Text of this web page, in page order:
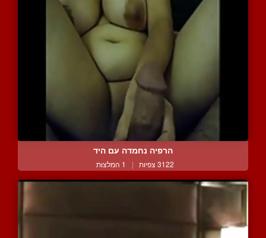
הרפיה נחמדה עם היד
3122 צפיות | 1 המלצות